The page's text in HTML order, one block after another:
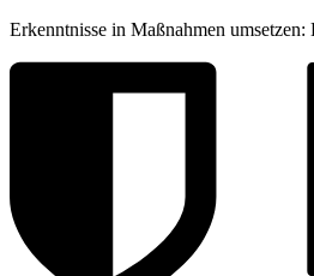
Erkenntnisse in Maßnahmen